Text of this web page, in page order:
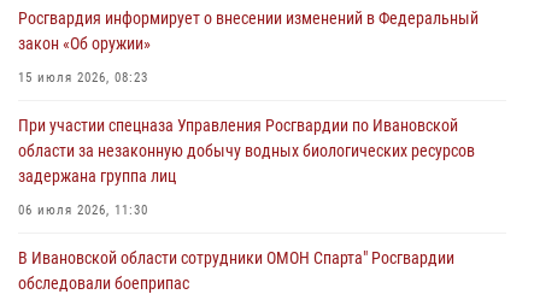
занятие с вопитанниками детского лагеря
27 июля 2026, 12:56
охранными организациями состоялся в Управлении Росгвардии по
Ивановской области
24 июля 2026, 15:25
патроны у местного жителя
24 июля 2026, 13:53
Росгвардия информирует о внесении изменений в Федеральный
закон «Об оружии»
15 июля 2026, 08:23
При участии спецназа Управления Росгвардии по Ивановской
области за незаконную добычу водных биологических ресурсов
задержана группа лиц
06 июля 2026, 11:30
В Ивановской области сотрудники ОМОН Спарта" Росгвардии
обследовали боеприпас